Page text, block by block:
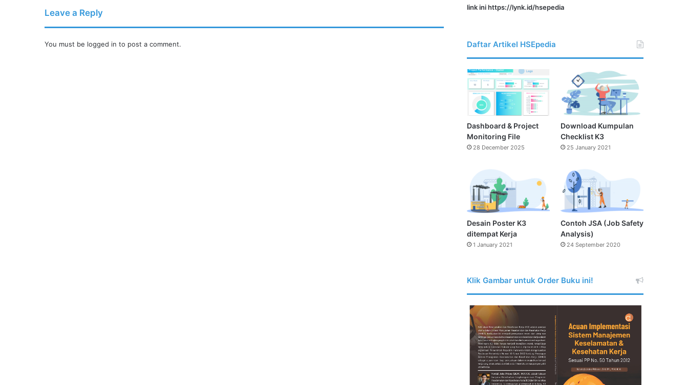
Leave a Reply
You must be logged in to post a comment.
link inihttps://lynk.id/hsepedia
Daftar Artikel HSEpedia
Dashboard & Project
Monitoring File
28 December 2025
Download Kumpulan
Checklist K3
25 January 2021
Desain Poster K3
ditempat Kerja
1 January 2021
Contoh JSA (Job Safety
Analysis)
24 September 2020
Klik Gambar untuk Order Buku ini!